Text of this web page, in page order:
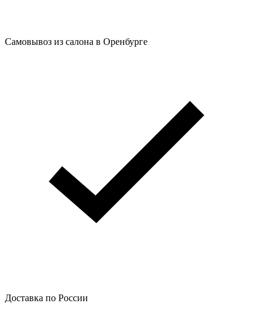
Самовывоз из салона в Оренбурге
Доставка по России